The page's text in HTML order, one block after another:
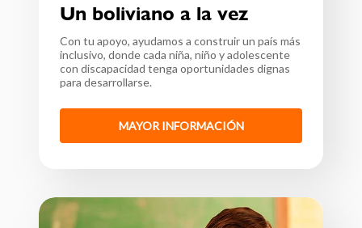
Un boliviano a la vez
Con tu apoyo, ayudamos a construir un país más
inclusivo, donde cada niña, niño y adolescente
con discapacidad tenga oportunidades dignas
para desarrollarse.
MAYOR INFORMACIÓN